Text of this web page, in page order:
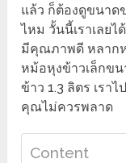
แล้ว ก็ต้องดูขนาด
ไหม วั้นนี้เราเลย
มีคุณภาพดี หลาก
หม้อหุงข้าวเล็กข
ข้าว 1.3 ลิตร เรา
คุณไม่ควรพลาด
Content